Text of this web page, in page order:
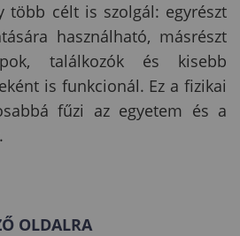
több célt is szolgál: egyrészt
használható, másrészt
találkozók és kisebb
is funkcionál. Ez a fizikai
fűzi az egyetem és a
OLDALRA